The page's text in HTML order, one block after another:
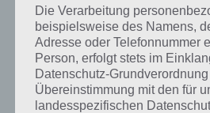
Die Verarbeitung
beispielsweise des Namens,
Adresse oder Telefonnummer
Person, erfolgt stets im
Datenschutz-
Übereinstimmung mit den für
landesspezifischen